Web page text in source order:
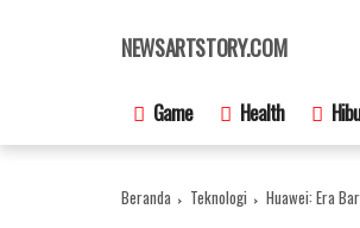
NEWSARTSTORY.COM
Game Health
Beranda Teknologi Huawei: Era